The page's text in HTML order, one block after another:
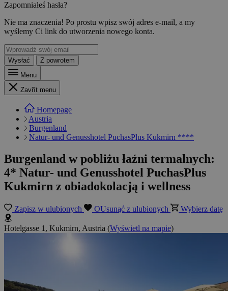
Zapomniałeś hasła?
Nie ma znaczenia! Po prostu wpisz swój adres e-mail, a my
wyślemy Ci link do utworzenia nowego konta.
Wysłać
Z powrotem
Menu
Zavřít menu
Homepage
Austria
Burgenland
Natur- und Genusshotel PuchasPlus Kukmirn ****
Burgenland w pobliżu łaźni termalnych:
4* Natur- und Genusshotel PuchasPlus
Kukmirn z obiadokolacją i wellness
Zapisz w ulubionych OUsunąć z ulubionych Wybierz datę
Hotelgasse 1, Kukmirn, Austria (Wyświetl na mapie)